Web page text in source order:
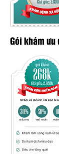
Gói khám